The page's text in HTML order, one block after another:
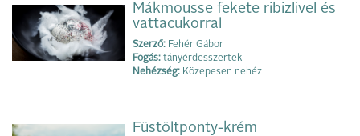
Mákmousse fekete ribizlivel és
vattacukorral
Szerző: Fehér Gábor
Fogás: tányérdesszertek
Nehézség: Közepesen nehéz
Füstöltponty-krém